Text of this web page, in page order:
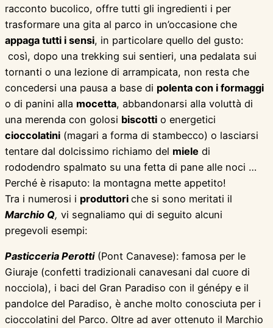
racconto bucolico, offre tutti gli ingredienti i per
trasformare una gita al parco in un’occasione che
appaga tutti i sensi, in particolare quello del gusto:
così, dopo una trekking sui sentieri, una pedalata sui
tornanti o una lezione di arrampicata, non resta che
concedersi una pausa a base di polenta con i formaggi
o di panini alla mocetta, abbandonarsi alla voluttà di
una merenda con golosi biscotti o energetici
cioccolatini (magari a forma di stambecco) o lasciarsi
tentare dal dolcissimo richiamo del miele di
rododendro spalmato su una fetta di pane alle noci …
Perché è risaputo: la montagna mette appetito!
Tra i numerosi i produttori che si sono meritati il
Marchio Q, vi segnaliamo qui di seguito alcuni
pregevoli esempi:
Pasticceria Perotti(Pont Canavese): famosa per le
Giuraje (confetti tradizionali canavesani dal cuore di
nocciola), i baci del Gran Paradiso con il génépy e il
pandolce del Paradiso, è anche molto conosciuta per i
cioccolatini del Parco. Oltre ad aver ottenuto il Marchio